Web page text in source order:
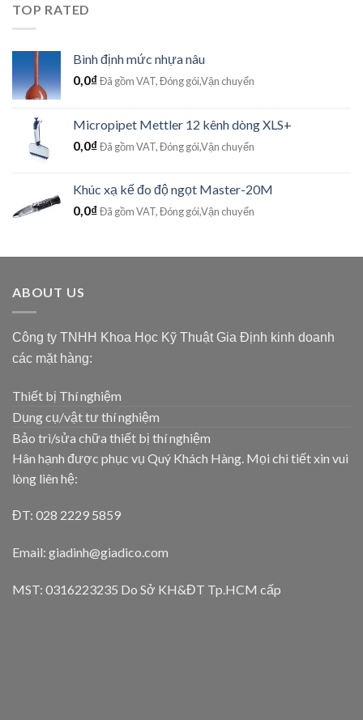
TOP RATED
Bình định mức nhựa nâu
0,0₫Đã gồm VAT, Đóng gói,Vận chuyển
Micropipet Mettler 12 kênh dòng XLS+
0,0₫Đã gồm VAT, Đóng gói,Vận chuyển
Khúc xạ kế đo độ ngọt Master-20M
0,0₫Đã gồm VAT, Đóng gói,Vận chuyển
ABOUT US
Công ty TNHH Khoa Học Kỹ Thuật Gia Định kinh doanh
các mặt hàng:
Thiết bị Thí nghiệm
Dụng cụ/vật tư thí nghiệm
Bảo trì/sửa chữa thiết bị thí nghiệm
Hân hạnh được phục vụ Quý Khách Hàng. Mọi chi tiết xin vui
lòng liên hệ:
ĐT: 028 2229 5859
Email: giadinh@giadico.com
MST: 0316223235 Do Sở KH&ĐT Tp.HCM cấp